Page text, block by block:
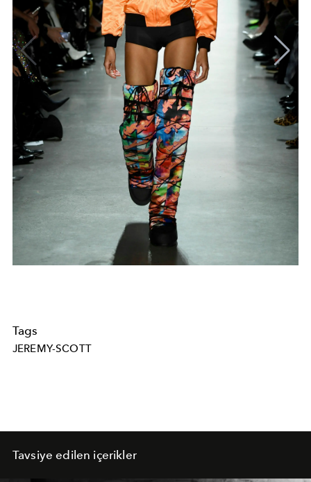
Tags
JEREMY-SCOTT
Tavsiye edilen içerikler